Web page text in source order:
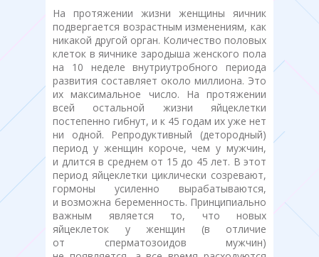
На протяжении жизни женщины яичник
подвергается возрастным изменениям, как
никакой другой орган. Количество половых
клеток в яичнике зародыша женского пола
на 10 неделе внутриутробного периода
развития составляет около миллиона. Это
их максимальное число. На протяжении
всей остальной жизни яйцеклетки
постепенно гибнут, и к 45 годам их уже нет
ни одной. Репродуктивный (детородный)
период у женщин короче, чем у мужчин,
и длится в среднем от 15 до 45 лет. В этот
период яйцеклетки циклически созревают,
гормоны усиленно вырабатываются,
и возможна беременность. Принципиально
важным является то, что новых
яйцеклеток у женщин (в отличие
от сперматозоидов мужчин)